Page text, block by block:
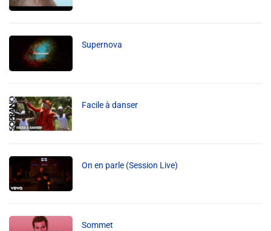
RCN Soutiens
MEDIAS
Photos
Ecrire à RCN
Liens utiles
Supernova
Facile à danser
On en parle (Session Live)
Sommet